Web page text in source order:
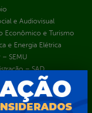
e Audiovisual
Econômico e Turismo
e Energia Elétrica
SEMU
– SAD
e Recursos Hídricos –
Familiar – SEMAF
– SEST